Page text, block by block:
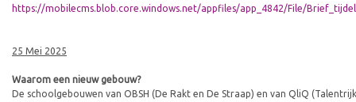
https://mobilecms.blob.core.windows.net/appfiles/app_4842/File/
25 Mei 2025
Waarom een nieuw gebouw?
De schoolgebouwen van OBSH (De Rakt en De Straap) en van QliQ